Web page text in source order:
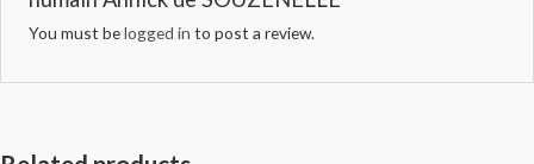
You must belogged in to post a review.